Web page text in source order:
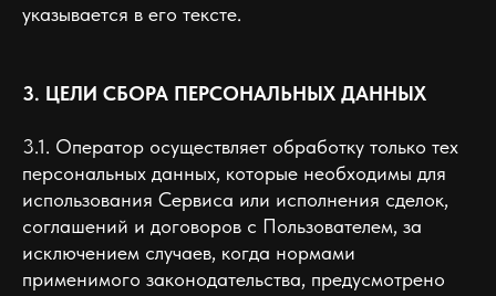
указывается в его тексте.
3. ЦЕЛИ СБОРА ПЕРСОНАЛЬНЫХ ДАННЫХ
3.1. Оператор осуществляет обработку только тех
персональных данных, которые необходимы для
использования Сервиса или исполнения сделок,
соглашений и договоров с Пользователем, за
исключением случаев, когда нормами
применимого законодательства, предусмотрено